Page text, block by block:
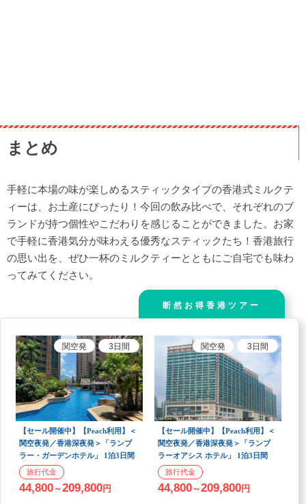
まとめ
手軽に本場の味が楽しめるスティックタイプの香港式ミルクテ
ィーは、お土産にぴったり！今回の飲み比べで、それぞれのブ
ランドが持つ個性やこだわりを感じることができました。お家
で手軽に香港気分が味わえる優秀なスティックたち！香港旅行
の思い出を、ぜひ一杯のミルクティーとともにご自宅でも味わ
ってみてください。
断然お得香港ツアー
【セール開催中】【Peach利用】＜
関空夜発／香港深夜発＞「ランブ
ラー・ガーデンホテル」 1泊3日間
関空発 3 日間
44,800～209,800円
【セール開催中】【Peach利用】＜
関空夜発／香港深夜発＞「ランブ
ラーオアシス ホテル」 1泊3日間
関空発 3 日間
44,800～209,800円